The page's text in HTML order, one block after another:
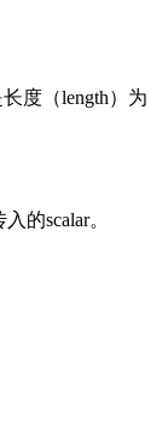
度（length）为
的scalar。